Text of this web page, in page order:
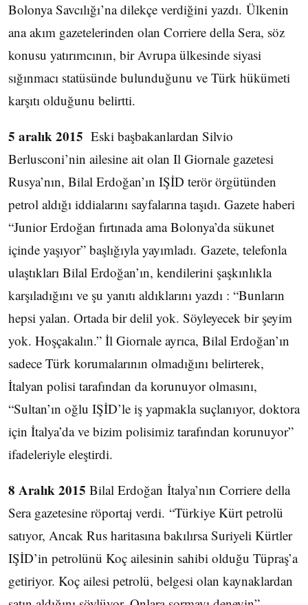
Bolonya Savcılığı’na dilekçe verdiğini yazdı. Ülkenin
ana akım gazetelerinden olan Corriere della Sera, söz
konusu yatırımcının, bir Avrupa ülkesinde siyasi
sığınmacı statüsünde bulunduğunu ve Türk hükümeti
karşıtı olduğunu belirtti.
5 aralık 2015 Eski başbakanlardan Silvio
Berlusconi’nin ailesine ait olan Il Giornale gazetesi
Rusya’nın, Bilal Erdoğan’ın IŞİD terör örgütünden
petrol aldığı iddialarını sayfalarına taşıdı. Gazete haberi
“Junior Erdoğan fırtınada ama Bolonya’da sükunet
içinde yaşıyor” başlığıyla yayımladı. Gazete, telefonla
ulaştıkları Bilal Erdoğan’ın, kendilerini şaşkınlıkla
karşıladığını ve şu yanıtı aldıklarını yazdı : “Bunların
hepsi yalan. Ortada bir delil yok. Söyleyecek bir şeyim
yok. Hoşçakalın.” İl Giornale ayrıca, Bilal Erdoğan’ın
sadece Türk korumalarının olmadığını belirterek,
İtalyan polisi tarafından da korunuyor olmasını,
“Sultan’ın oğlu IŞİD’le iş yapmakla suçlanıyor, doktora
için İtalya’da ve bizim polisimiz tarafından korunuyor”
ifadeleriyle eleştirdi.
8 Aralık 2015 Bilal Erdoğan İtalya’nın Corriere della
Sera gazetesine röportaj verdi. “Türkiye Kürt petrolü
satıyor, Ancak Rus haritasına bakılırsa Suriyeli Kürtler
IŞİD’in petrolünü Koç ailesinin sahibi olduğu Tüpraş’a
getiriyor. Koç ailesi petrolü, belgesi olan kaynaklardan